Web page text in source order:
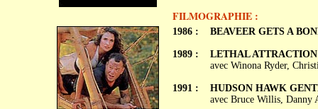
FILMOGRAPHIE :
1986 :
1989 :
1991 :
BEAVEER GETS A
LETHAL ATTRACTION
avec Winona Ryder,
HUDSON HAWK
avec Bruce Willis, Danny